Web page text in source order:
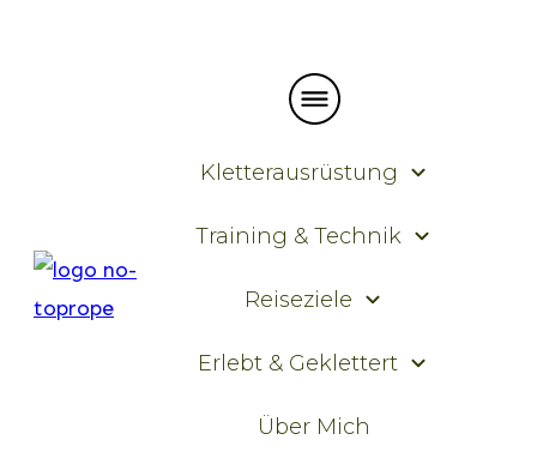
Kletterausrüstung
Training & Technik
Reiseziele
Erlebt & Geklettert
Über Mich